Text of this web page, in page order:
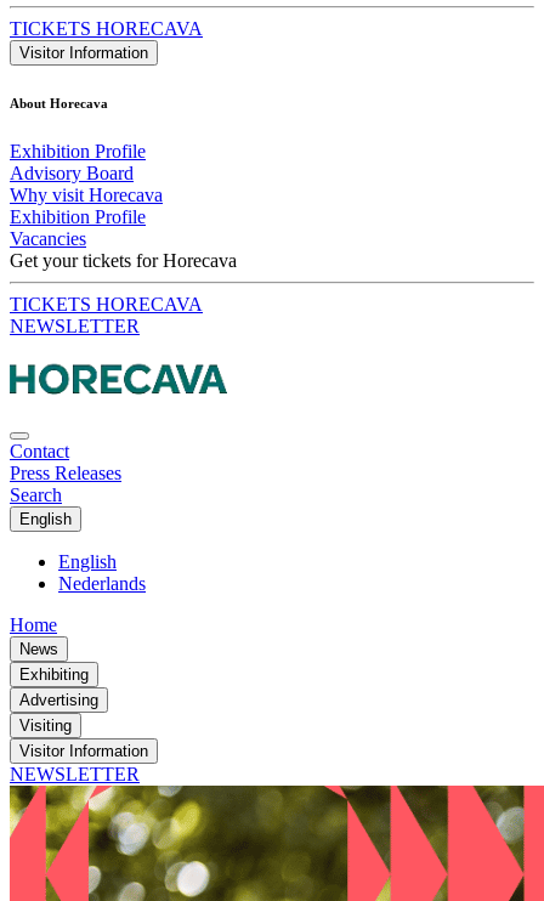
TICKETS HORECAVA
Visitor Information
About Horecava
Exhibition Profile
Advisory Board
Why visit Horecava
Exhibition Profile
Vacancies
Get your tickets for Horecava
TICKETS HORECAVA
NEWSLETTER
Contact
Press Releases
Search
English
English
Nederlands
Home
News
Exhibiting
Advertising
Visiting
Visitor Information
NEWSLETTER